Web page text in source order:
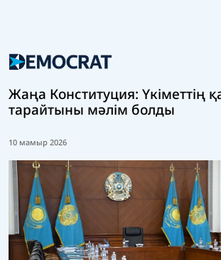
Жаңа Конституция: Үкіметтің
тарайтыны мәлім болды
10 мамыр 2026